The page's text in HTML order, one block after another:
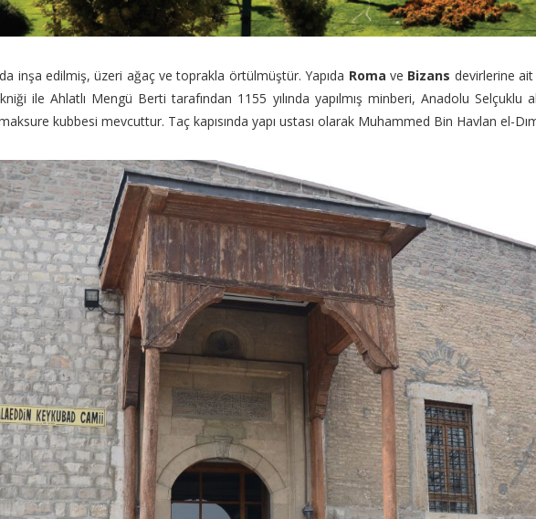
inşa edilmiş, üzeri ağaç ve toprakla örtülmüştür. Yapıda Roma ve Bizans devirlerine ait
ile Ahlatlı Mengü Berti tarafından 1155 yılında yapılmış minberi, Anadolu
kubbesi mevcuttur. Taç kapısında yapı ustası olarak Muhammed Bin Havlan el-